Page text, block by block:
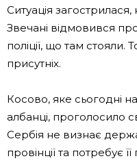
Ситуація
Звечані відмовився
поліції, що там стояли.
присутніх.
Косово, яке сьогодні
албанці, проголосило
Сербія не визнає
провінції та потребує